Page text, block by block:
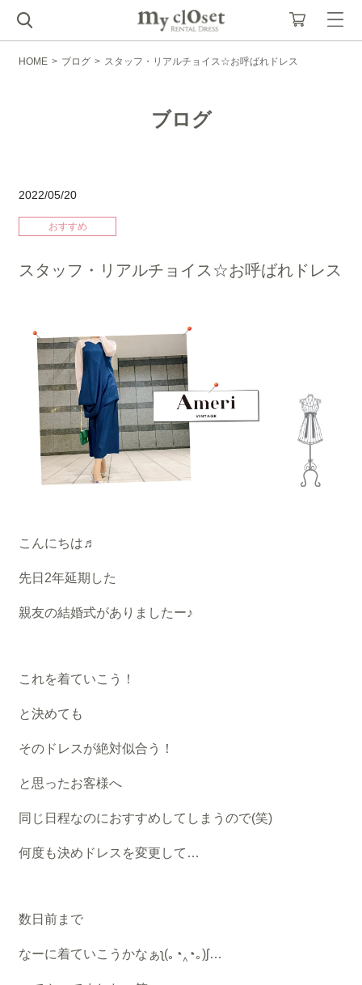
HOME > ブログ > スタッフ・リアルチョイス☆お呼ばれドレス
ブログ
2022/05/20
おすすめ
スタッフ・リアルチョイス☆お呼ばれドレス
こんにちは♬
先日2年延期した
親友の結婚式がありましたー♪
これを着ていこう！
と決めても
そのドレスが絶対似合う！
と思ったお客様へ
同じ日程なのにおすすめしてしまうので(笑)
何度も決めドレスを変更して…
数日前まで
なーに着ていこうかなぁʅ(｡◔‸◔｡)ʃ…